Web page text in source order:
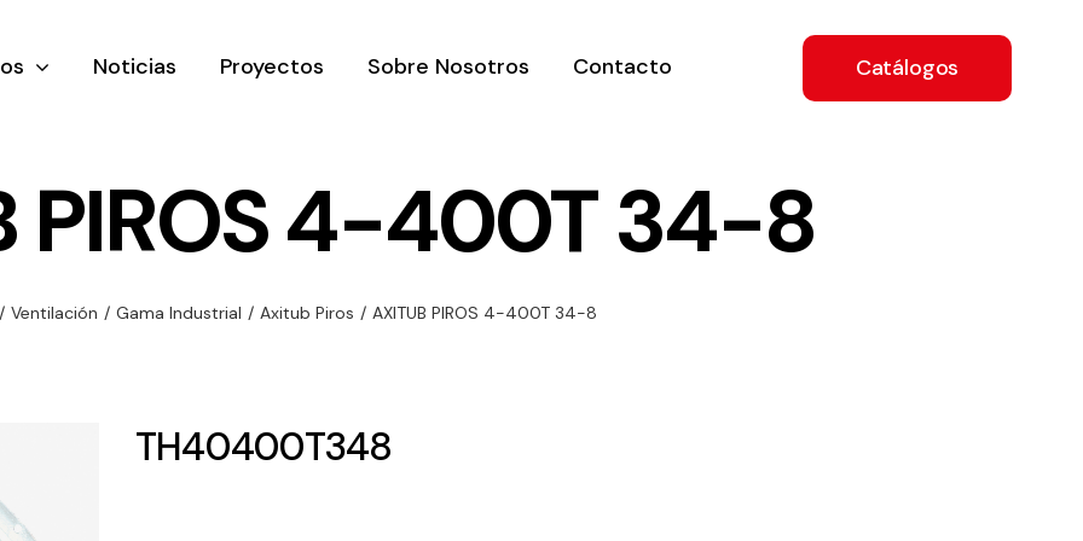
y
de
y
Ventilación
ventilación
Iluminación
Noticias Proyectos Sobre Nosotros Contacto Catálogos
PIROS 4-400T 34-8
/ Ventilación / Gama Industrial / Axitub Piros / AXITUB PIROS 4-400T 34-8
TH40400T348